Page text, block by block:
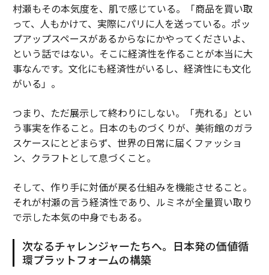
村瀬もその本気度を、肌で感じている。「商品を買い取
って、人もかけて、実際にパリに人を送っている。ポッ
プアップスペースがあるからなにかやってくださいよ、
という話ではない。そこに経済性を作ることが本当に大
事なんです。文化にも経済性がいるし、経済性にも文化
がいる」。
つまり、ただ展示して終わりにしない。「売れる」とい
う事実を作ること。日本のものづくりが、美術館のガラ
スケースにとどまらず、世界の日常に届くファッショ
ン、クラフトとして息づくこと。
そして、作り手に対価が戻る仕組みを機能させること。
それが村瀬の言う経済性であり、ルミネが全量買い取り
で示した本気の中身でもある。
次なるチャレンジャーたちへ。日本発の価値循
環プラットフォームの構築